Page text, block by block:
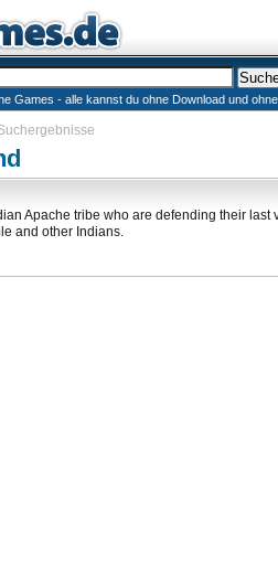
Games - alle kannst du ohne Download und ohne
Apache tribe who are defending their last
and other Indians.